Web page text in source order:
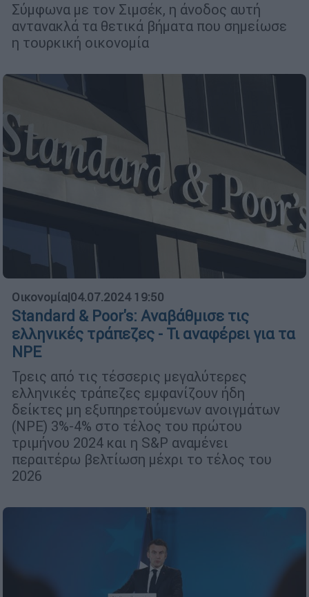
Σύμφωνα με τον Σιμσέκ, η άνοδος αυτή
αντανακλά τα θετικά βήματα που σημείωσε
η τουρκική οικονομία
Οικονομία|04.07.2024 19:50
Standard & Poor's: Αναβάθμισε τις
ελληνικές τράπεζες - Τι αναφέρει για τα
NPE
Τρεις από τις τέσσερις μεγαλύτερες
ελληνικές τράπεζες εμφανίζουν ήδη
δείκτες μη εξυπηρετούμενων ανοιγμάτων
(NPE) 3%-4% στο τέλος του πρώτου
τριμήνου 2024 και η S&P αναμένει
περαιτέρω βελτίωση μέχρι το τέλος του
2026